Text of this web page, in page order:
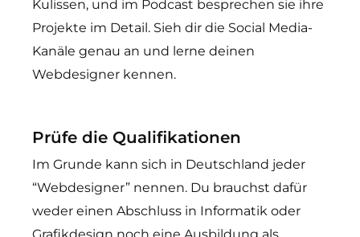
Kulissen, und im Podcast besprechen sie ihre
Projekte im Detail. Sieh dir die Social Media-
Kanäle genau an und lerne deinen
Webdesigner kennen.
Prüfe die Qualifikationen
Im Grunde kann sich in Deutschland jeder
“Webdesigner” nennen. Du brauchst dafür
weder einen Abschluss in Informatik oder